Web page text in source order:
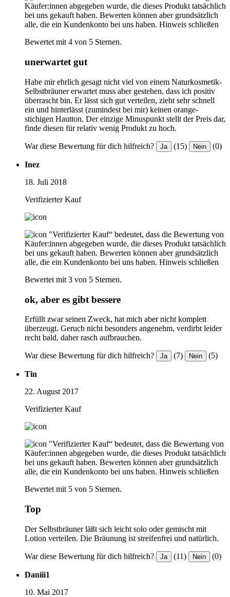
Käufer:innen abgegeben wurde, die dieses Produkt tatsächlich
bei uns gekauft haben. Bewerten können aber grundsätzlich
alle, die ein Kundenkonto bei uns haben. Hinweis schließen
Bewertet mit 4 von 5 Sternen.
unerwartet gut
Habe mir ehrlich gesagt nicht viel von einem Naturkosmetik-
Selbstbräuner erwartet muss aber gestehen, dass ich positiv
überrascht bin. Er lässt sich gut verteilen, zieht sehr schnell
ein und hinterlässt (zumindest bei mir) keinen orange-
stichigen Hautton. Der einzige Minuspunkt stellt der Preis dar,
finde diesen für relativ wenig Produkt zu hoch.
War diese Bewertung für dich hilfreich? Ja (15) Nein (0)
Inez
18. Juli 2018
Verifizierter Kauf
"Verifizierter Kauf“ bedeutet, dass die Bewertung von
Käufer:innen abgegeben wurde, die dieses Produkt tatsächlich
bei uns gekauft haben. Bewerten können aber grundsätzlich
alle, die ein Kundenkonto bei uns haben. Hinweis schließen
Bewertet mit 3 von 5 Sternen.
ok, aber es gibt bessere
Erfüllt zwar seinen Zweck, hat mich aber nicht komplett
überzeugt. Geruch nicht besonders angenehm, verdirbt leider
recht bald, daher rasch aufbrauchen.
War diese Bewertung für dich hilfreich? Ja (7) Nein (5)
Tin
22. August 2017
Verifizierter Kauf
"Verifizierter Kauf“ bedeutet, dass die Bewertung von
Käufer:innen abgegeben wurde, die dieses Produkt tatsächlich
bei uns gekauft haben. Bewerten können aber grundsätzlich
alle, die ein Kundenkonto bei uns haben. Hinweis schließen
Bewertet mit 5 von 5 Sternen.
Top
Der Selbstbräuner läßt sich leicht solo oder gemischt mit
Lotion verteilen. Die Bräunung ist streifenfrei und natürlich.
War diese Bewertung für dich hilfreich? Ja (11) Nein (0)
Daniii1
10. Mai 2017